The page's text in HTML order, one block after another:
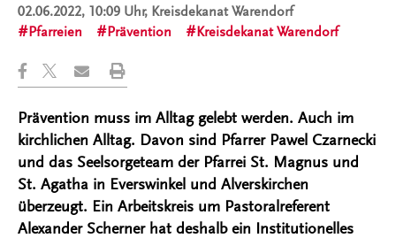
02.06.2022, 10:09 Uhr, Kreisdekanat Warendorf
Pfarreien
Prävention Kreisdekanat Warendorf
Prävention muss im Alltag gelebt werden. Auch im
kirchlichen Alltag. Davon sind Pfarrer Pawel Czarnecki
und das Seelsorgeteam der Pfarrei St. Magnus und
St. Agatha in Everswinkel und Alverskirchen
überzeugt. Ein Arbeitskreis um Pastoralreferent
Alexander Scherner hat deshalb ein Institutionelles